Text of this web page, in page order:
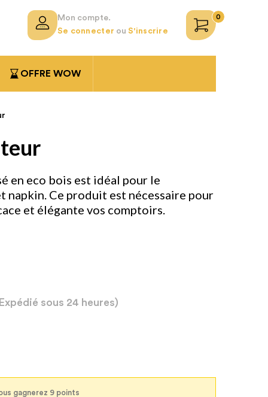
Mon compte.
Se connecter ou S'inscrire
0
OFFRE WOW
en eco bois est idéal pour le
napkin. Ce produit est nécessaire pour
et élégante vos comptoirs.
sous 24 heures)
gagnerez 9 points